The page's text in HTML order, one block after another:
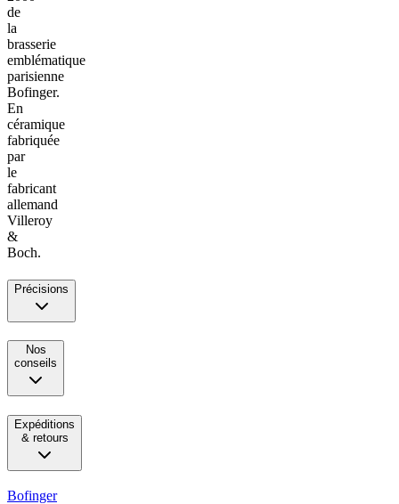
de
la
brasserie
emblématique
parisienne
Bofinger.
En
céramique
fabriquée
par
le
fabricant
allemand
Villeroy
&
Boch.
Précisions
Nos
conseils
Expéditions
& retours
Bofinger